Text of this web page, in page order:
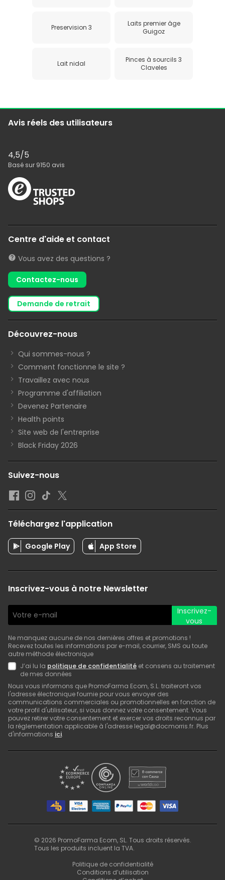
Preservision 3
Laits premier âge
Guigoz
Lait nidal
Pinces à sourcils 3
Claveles
Avis réels des utilisateurs
4,5/5
Basé sur 9150 avis
Centre d'aide et contact
Vous avez des questions ?
Contactez-nous
demande de retrait
Découvrez-nous
Qui sommes-nous ?
Comment fonctionne le site ?
Travaillez avec nous
Programme d'affiliation
Devenez Partenaire
Health points
Site web de l'entreprise
Black Friday 2026
Suivez-nous
Téléchargez l'application
Google Play App Store
Inscrivez-vous à notre Newsletter
Inscrivez-
vous
Ne manquez aucune de nos dernières offres et promotions !
Recevez toutes les informations par e-mail, courrier, SMS ou toute
autre méthode électronique
J’ai lu la politique de confidentialité et consens au traitement
de mes données
Nous vous informons que PromoFarma Ecom, S.L. traiteront vos
l'adresse électronique fournie pour vous envoyer des
communications commerciales ou promotionnelles en fonction de
votre profil d'utilisateur, si vous donnez votre consentement. Vous
pouvez retirer votre consentement et exercer vos droits reconnus par
la réglementation applicable à l'adresse legal@docmorris.fr. Plus
d'informations ici.
© 2026 PromoFarma Ecom, SL. Tous droits réservés.
Tous les produits incluent la TVA.
Politique de confidentialité
Conditions d’utilisation